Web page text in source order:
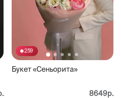
259
Букет «Сеньорита»
8649р.